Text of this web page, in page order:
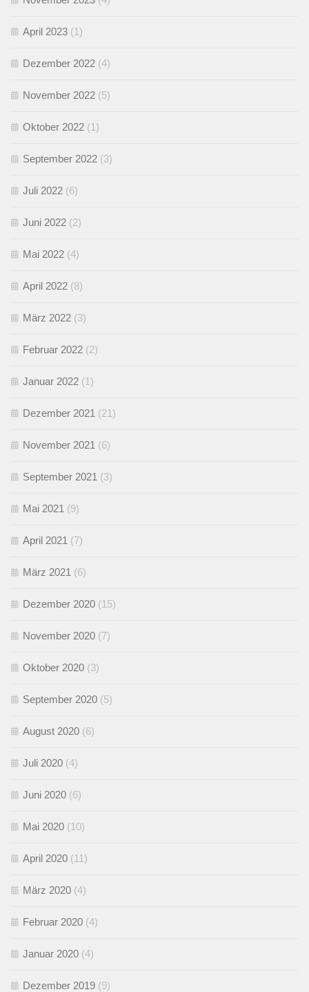
April 2023 (1)
Dezember 2022 (4)
November 2022 (5)
Oktober 2022 (1)
September 2022 (3)
Juli 2022 (6)
Juni 2022 (2)
Mai 2022 (4)
April 2022 (8)
März 2022 (3)
Februar 2022 (2)
Januar 2022 (1)
Dezember 2021 (21)
November 2021 (6)
September 2021 (3)
Mai 2021 (9)
April 2021 (7)
März 2021 (6)
Dezember 2020 (15)
November 2020 (7)
Oktober 2020 (3)
September 2020 (5)
August 2020 (6)
Juli 2020 (4)
Juni 2020 (6)
Mai 2020 (10)
April 2020 (11)
März 2020 (4)
Februar 2020 (4)
Januar 2020 (4)
Dezember 2019 (9)